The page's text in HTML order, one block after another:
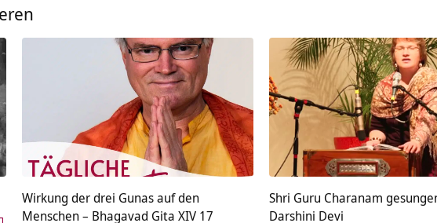
Wirkung der drei Gunas auf den
Menschen – Bhagavad Gita XIV 17
Shri Guru Charanam
Darshini Devi